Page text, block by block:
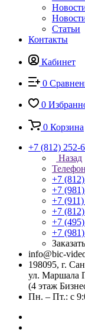
Статьи
Контакты
Кабинет
0
0
0 Корзина
+7 (812) 252-
Назад
+7
+7
+7
+7
+7
+7
info@bic-
198095, г.
ул. Маршала
(4 этаж
Пн. – Пт.: с